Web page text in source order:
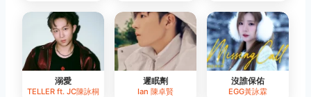
溺愛
TELLER ft. JC陳詠桐
遲眠劑
Ian 陳卓賢
沒誰保佑
EGG黃詠霖